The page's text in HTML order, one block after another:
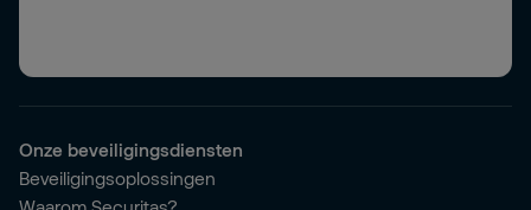
Onze beveiligingsdiensten
Beveiligingsoplossingen